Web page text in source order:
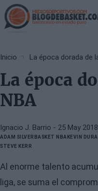
Skip
to
main
Inicio La época dorada de
La época
NBA
Ignacio J. Barrio - 25 May 2018
ADAM SILVER BASKET NBAKEVIN
STEVE KERR
Al enorme talento
liga, se suma el